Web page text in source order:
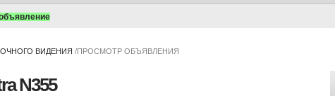
ВИДЕНИЯ /ПРОСМОТР ОБЪЯВЛЕНИЯ
N355